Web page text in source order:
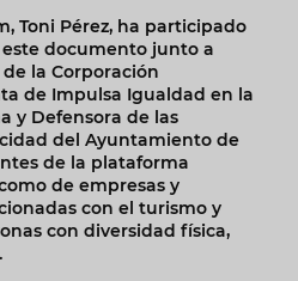
Toni Pérez, ha participado
documento junto a
la Corporación
de Impulsa Igualdad en la
y Defensora de las
del Ayuntamiento de
de la plataforma
de empresas y
con el turismo y
con diversidad física,